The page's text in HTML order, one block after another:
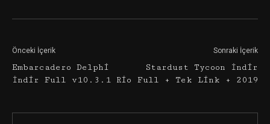
Önceki İçerik
Embarcadero Delphi
İndir Full v10.3.1 Rio
Sonraki İçerik
Stardust Tycoon İndir
Full + Tek Link + 2019